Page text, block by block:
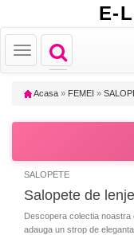
E-
Toggle
navigation
Toggle
navigation
Acasa » FEMEI »
SALOPETE
Salopete de
Descopera colectia noastra
adauga un strop de